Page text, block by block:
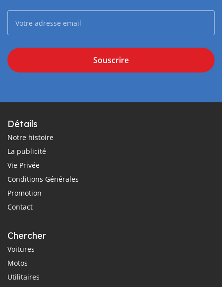
Souscrire
Détails
Notre histoire
La publicité
Vie Privée
Conditions Générales
Promotion
Contact
Chercher
Voitures
Motos
Utilitaires